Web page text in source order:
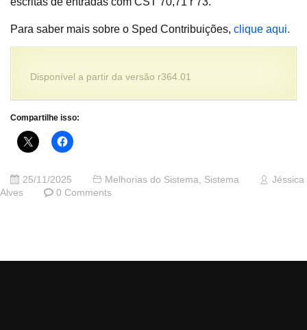
Para saber mais sobre o Sped Contribuições, clique aqui.
Disponível a partir da versão r364.01
Compartilhe isso:
25/11/2025 Melhorias do Sistema, Sistema
Jéssica
Alves
0 Comments